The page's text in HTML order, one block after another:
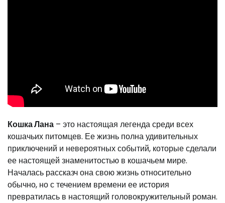
Кошка Лана – это настоящая легенда среди всех
кошачьих питомцев. Ее жизнь полна удивительных
приключений и невероятных событий, которые сделали
ее настоящей знаменитостью в кошачьем мире.
Началась рассказч она свою жизнь относительно
обычно, но с течением времени ее история
превратилась в настоящий головокружительный роман.